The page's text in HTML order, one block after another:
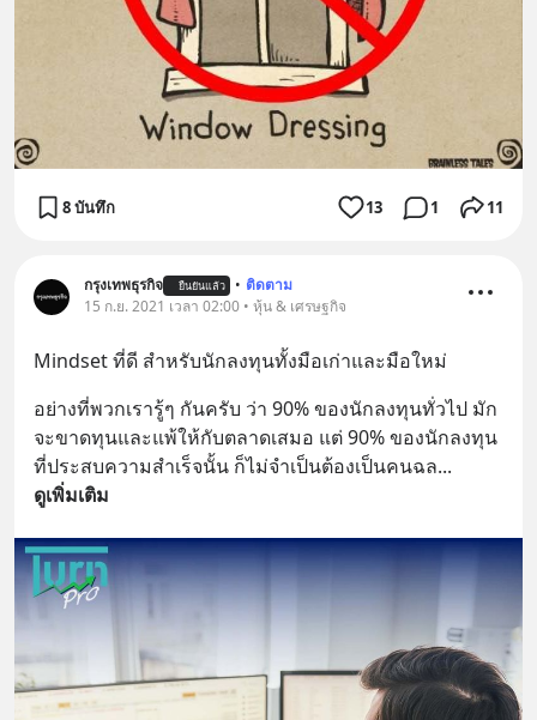
8 บันทึก 13 1 11
กรุงเทพธุรกิจ ยืนยันแล้ว • ติดตาม
15 ก.ย. 2021 เวลา 02:00 • หุ้น & เศรษฐกิจ
Mindset ที่ดี สำหรับนักลงทุนทั้งมือเก่าและมือใหม่
อย่างที่พวกเรารู้ๆ กันครับ ว่า 90% ของนักลงทุนทั่วไป มัก
จะขาดทุนและแพ้ให้กับตลาดเสมอ แต่ 90% ของนักลงทุน
ที่ประสบความสำเร็จนั้น ก็ไม่จำเป็นต้องเป็นคนฉล...
ดูเพิ่มเติม